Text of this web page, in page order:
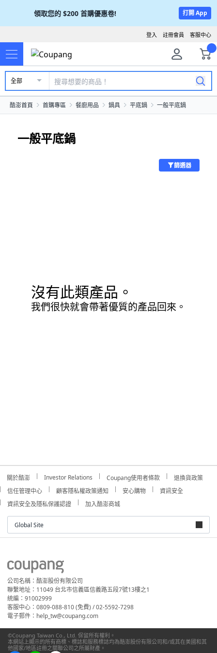
領取您的 $200 首購優惠卷! 打開 App
客服中心
註冊會員
登入
全部
酷澎首頁 首購專區 餐廚用品 鍋具 平底鍋 一般平底鍋
一般平底鍋
篩選器
沒有此類產品。
我們很快就會帶著優質的產品回來。
關於酷澎 Investor Relations Coupang使用者條款
退換貨政策
信任管理中心
顧客隱私權政策通知 安心購物
資訊安全
資訊安全及隱私保護認證
加入酷澎商城
Global Site
公司名稱：酷澎股份有限公司
聯繫地址：11049 台北市信義區信義路五段7號13樓之1
統編：91002999
客服中心：0809-088-810 (免費) / 02-5592-7298
電子郵件：help_tw@coupang.com
©Coupang Taiwan Co., Ltd. 保留所有權利。
本網站上顯示的所有商標、標誌和服務標誌均為酷澎股份有限公司和/或其在美國和其
他國家/地區註冊之關聯公司之所屬財產。